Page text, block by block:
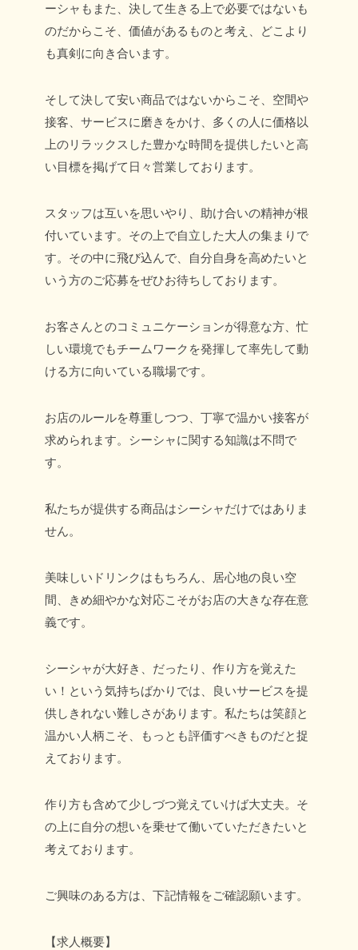
ーシャもまた、決して生きる上で必要ではないも
のだからこそ、価値があるものと考え、どこより
も真剣に向き合います。
そして決して安い商品ではないからこそ、空間や
接客、サービスに磨きをかけ、多くの人に価格以
上のリラックスした豊かな時間を提供したいと高
い目標を掲げて日々営業しております。
スタッフは互いを思いやり、助け合いの精神が根
付いています。その上で自立した大人の集まりで
す。その中に飛び込んで、自分自身を高めたいと
いう方のご応募をぜひお待ちしております。
お客さんとのコミュニケーションが得意な方、忙
しい環境でもチームワークを発揮して率先して動
ける方に向いている職場です。
お店のルールを尊重しつつ、丁寧で温かい接客が
求められます。 シーシャに関する知識は不問で
す。
私たちが提供する商品はシーシャだけではありま
せん。
美味しいドリンクはもちろん、
居心地の良い空
間、
きめ細やかな対応こそがお店の大きな存在意
義です。
シーシャが大好き、だったり、作り方を覚えた
い！という気持ちばかりでは、
良いサービスを提
供しきれない難しさがあります。 私たちは笑顔と
温かい人柄こそ、もっとも評価すべきものだと捉
えております。
作り方も含めて少しづつ覚えていけば大丈夫。 そ
の上に自分の想いを乗せて働いていただきたいと
考えております。
ご興味のある方は、下記情報をご確認願います。
【求人概要】